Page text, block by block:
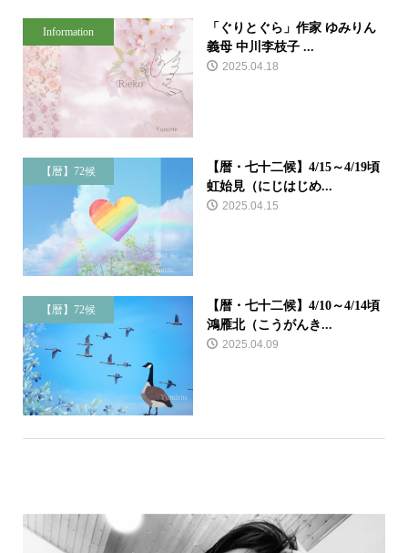
Information
「ぐりとぐら」作家 ゆみりん
義母 中川李枝子 ...
2025.04.18
【暦】72候
【暦・七十二候】4/15～4/19頃
虹始見（にじはじめ...
2025.04.15
【暦】72候
【暦・七十二候】4/10～4/14頃
鴻雁北（こうがんき...
2025.04.09